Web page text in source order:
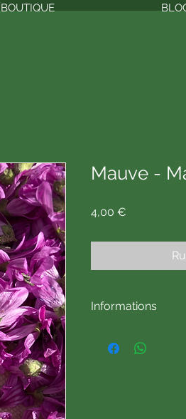
BOUTIQUE
Mauve -
4,00 €
Informations
Partie de la plante :